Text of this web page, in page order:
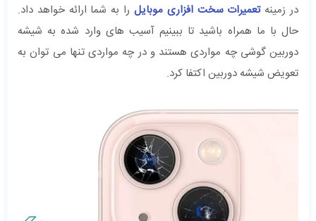
در زمینهتعمیرات سخت افزاری موبایل را به شما ارائه خواهد داد.
حال با ما همراه باشید تا ببینیم آسیب های وارد شده به شیشه
دوربین گوشی چه مواردی هستند و در چه مواردی تنها می توان به
تعویض شیشه دوربین اکتفا کرد.